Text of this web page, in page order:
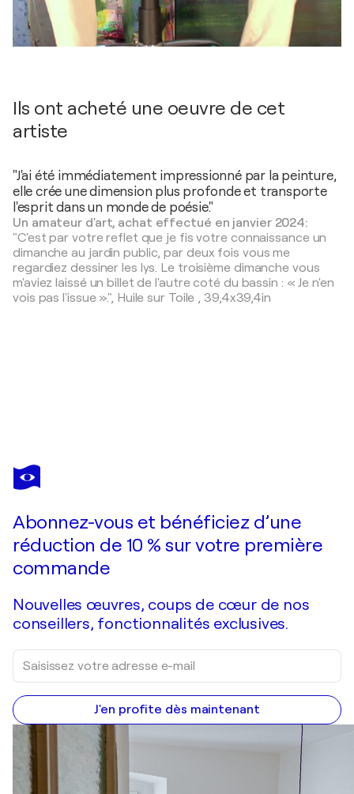
Ils ont acheté une oeuvre de cet
artiste
"J'ai été immédiatement impressionné par la peinture,
elle crée une dimension plus profonde et transporte
l'esprit dans un monde de poésie."
Un amateur d'art, achat effectué en janvier 2024:
"C'est par votre reflet que je fis votre connaissance un
dimanche au jardin public, par deux fois vous me
regardiez dessiner les lys. Le troisième dimanche vous
m'aviez laissé un billet de l'autre coté du bassin : « Je n'en
vois pas l'issue ».", Huile sur Toile , 39,4x39,4in
FRANÇOIS PAGÉ
Abonnez-vous et bénéficiez d’une
réduction de 10 % sur votre première
commande
Nouvelles œuvres, coups de cœur de nos
conseillers, fonctionnalités exclusives.
J'en profite dès maintenant